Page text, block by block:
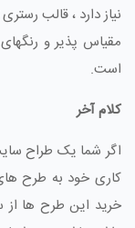
نیاز دارد ، قالب
مقیاس پذیر و رنگهای
است.
کلام آخر
اگر شما یک طراح
کاری خود به طرح
خرید این طرح ها از